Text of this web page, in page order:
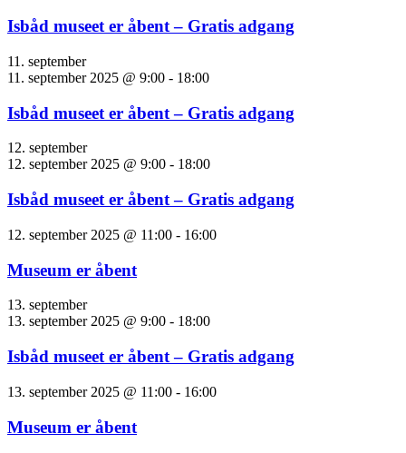
Isbåd museet er åbent – Gratis adgang
11. september
11. september 2025 @ 9:00 - 18:00
Isbåd museet er åbent – Gratis adgang
12. september
12. september 2025 @ 9:00 - 18:00
Isbåd museet er åbent – Gratis adgang
12. september 2025 @ 11:00 - 16:00
Museum er åbent
13. september
13. september 2025 @ 9:00 - 18:00
Isbåd museet er åbent – Gratis adgang
13. september 2025 @ 11:00 - 16:00
Museum er åbent